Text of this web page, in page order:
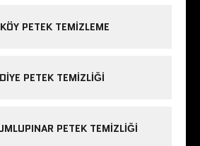
PETEK TEMIZLEME
PETEK TEMIZLIĞI
PETEK TEMIZLIĞI